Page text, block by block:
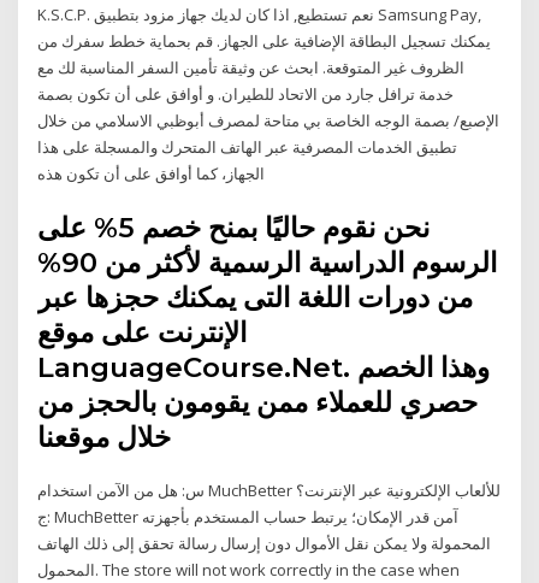
K.S.C.P. نعم تستطيع, اذا كان لديك جهاز مزود بتطبيق Samsung Pay,
يمكنك تسجيل البطاقة الإضافية على الجهاز. قم بحماية خطط سفرك من
الظروف غير المتوقعة. ابحث عن وثيقة تأمين السفر المناسبة لك مع
خدمة ترافل جارد من الاتحاد للطيران. و أوافق على أن تكون بصمة
الإصبع/ بصمة الوجه الخاصة بي متاحة لمصرف أبوظبي الاسلامي من خلال
تطبيق الخدمات المصرفية عبر الهاتف المتحرك والمسجلة على هذا
الجهاز، كما أوافق على أن تكون هذه
نحن نقوم حاليًا بمنح خصم 5% على
الرسوم الدراسية الرسمية لأكثر من 90%
من دورات اللغة التى يمكنك حجزها عبر
الإنترنت على موقع
LanguageCourse.Net. وهذا الخصم
حصري للعملاء ممن يقومون بالحجز من
خلال موقعنا
س: هل من الآمن استخدام MuchBetter للألعاب الإلكترونية عبر الإنترنت؟
ج: MuchBetter آمن قدر الإمكان؛ يرتبط حساب المستخدم بأجهزته
المحمولة ولا يمكن نقل الأموال دون إرسال رسالة تحقق إلى ذلك الهاتف
المحمول. The store will not work correctly in the case when